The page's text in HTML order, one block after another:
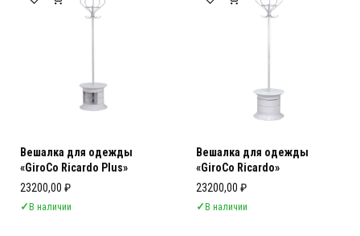
Вешалка для одежды
«GiroCo Ricardo Plus»
23200,00 ₽
✓В наличии
Вешалка для одежды
«GiroCo Ricardo»
23200,00 ₽
✓В наличии